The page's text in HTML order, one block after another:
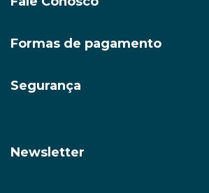
Receba em 3h*🚀